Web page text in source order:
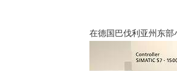
在德国巴伐利亚州东